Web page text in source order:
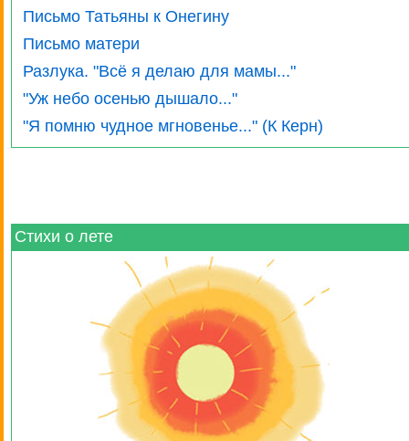
Письмо Татьяны к Онегину
Письмо матери
Разлука. "Всё я делаю для мамы..."
"Уж небо осенью дышало..."
"Я помню чудное мгновенье..." (К Керн)
Стихи о лете